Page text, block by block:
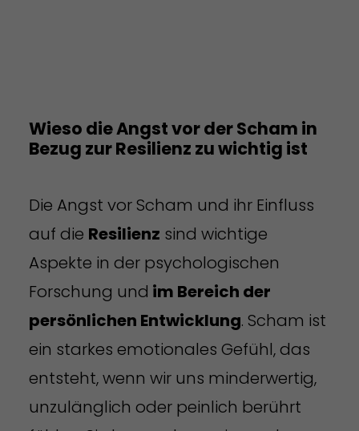
Wieso die Angst vor der Scham in
Bezug zur Resilienz zu wichtig ist
Die Angst vor Scham und ihr Einfluss
auf die Resilienz sind wichtige
Aspekte in der psychologischen
Forschung und im Bereich der
persönlichen Entwicklung. Scham ist
ein starkes emotionales Gefühl, das
entsteht, wenn wir uns minderwertig,
unzulänglich oder peinlich berührt